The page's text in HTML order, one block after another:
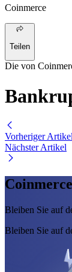
Coinmerce
Teilen
Die von
Vorheriger Artikel
Nächster Artikel
Bleiben Sie auf
Bleiben Sie auf